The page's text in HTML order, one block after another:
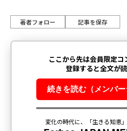
著者フォロー 記事を保存